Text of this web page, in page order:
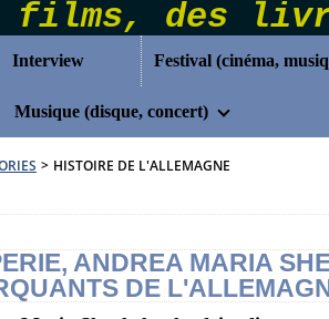
Interview
Musique (disque, concert)
> HISTOIRE DE L'ALLEMAGNE
ANDREA MARIA
DE